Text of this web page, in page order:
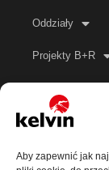
Aby zapewnić jak
Oddziały
Projekty B+R
Baza wiedzy